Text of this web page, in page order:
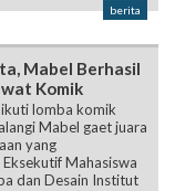
berita
Mabel Berhasil
Komik
lomba komik
Mabel gaet juara
yang
Mahasiswa
dan Desain Institut